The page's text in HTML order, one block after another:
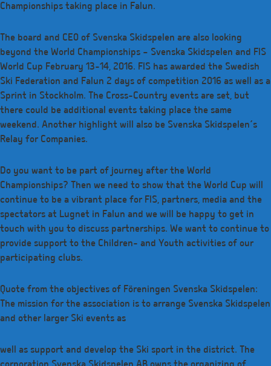
Championships taking place in Falun.
The board and CEO of Svenska Skidspelen are also looking
beyond the World Championships – Svenska Skidspelen and FIS
World Cup February 13-14, 2016. FIS has awarded the Swedish
Ski Federation and Falun 2 days of competition 2016 as well as a
Sprint in Stockholm. The Cross-Country events are set, but
there could be additional events taking place the same
weekend. Another highlight will also be Svenska Skidspelen’s
Relay for Companies.
Do you want to be part of journey after the World
Championships? Then we need to show that the World Cup will
continue to be a vibrant place for FIS, partners, media and the
spectators at Lugnet in Falun and we will be happy to get in
touch with you to discuss partnerships. We want to continue to
provide support to the Children- and Youth activities of our
participating clubs.
Quote from the objectives of Föreningen Svenska Skidspelen:
The mission for the association is to arrange Svenska Skidspelen
and other larger Ski events as
well as support and develop the Ski sport in the district. The